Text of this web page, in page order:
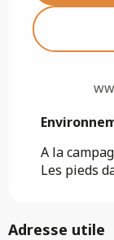
A la
Les pieds
Adresse utile